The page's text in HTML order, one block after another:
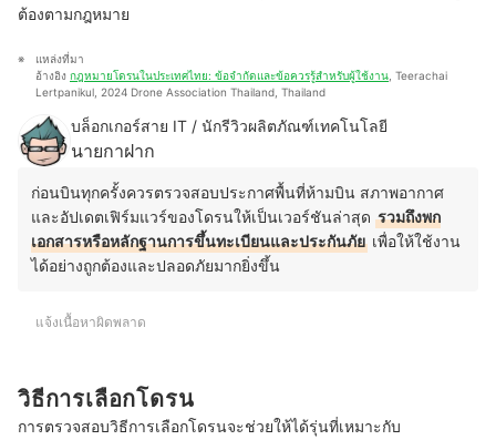
ต้องตามกฎหมาย
แหล่งที่มา
อ้างอิง กฎหมายโดรนในประเทศไทย: ข้อจำกัดและข้อควรรู้สำหรับผู้ใช้งาน , Teerachai
Lertpanikul, 2024 Drone Association Thailand, Thailand
บล็อกเกอร์สาย IT / นักรีวิวผลิตภัณฑ์เทคโนโลยี
นายกาฝาก
ก่อนบินทุกครั้งควรตรวจสอบประกาศพื้นที่ห้ามบิน สภาพอากาศ
และอัปเดตเฟิร์มแวร์ของโดรนให้เป็นเวอร์ชันล่าสุด รวมถึงพก
เอกสารหรือหลักฐานการขึ้นทะเบียนและประกันภัย เพื่อให้ใช้งาน
ได้อย่างถูกต้องและปลอดภัยมากยิ่งขึ้น
แจ้งเนื้อหาผิดพลาด
วิธีการเลือกโดรน
การตรวจสอบวิธีการเลือกโดรนจะช่วยให้ได้รุ่นที่เหมาะกับ